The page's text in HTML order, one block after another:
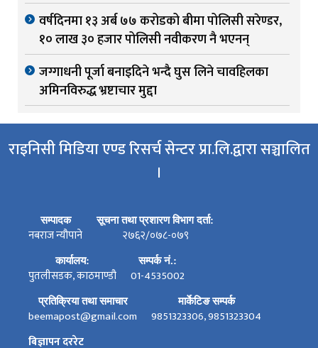
वर्षदिनमा १३ अर्ब ७७ करोडको बीमा पोलिसी सरेण्डर,
१० लाख ३० हजार पोलिसी नवीकरण नै भएनन्
जग्गाधनी पूर्जा बनाइदिने भन्दै घुस लिने चावहिलका
अमिनविरुद्ध भ्रष्टाचार मुद्दा
राइनिसी मिडिया एण्ड रिसर्च सेन्टर प्रा.लि.द्वारा सञ्चालित
।
सम्पादक
नबराज न्यौपाने
सूचना तथा प्रशारण विभाग दर्ता:
२७६२/०७८-०७९
कार्यालय:
पुतलीसडक, काठमाण्डौ
सम्पर्क नं.:
01-4535002
प्रतिक्रिया तथा समाचार
beemapost@gmail.com
मार्केटिङ सम्पर्क
9851323306, 9851323304
बिज्ञापन दररेट